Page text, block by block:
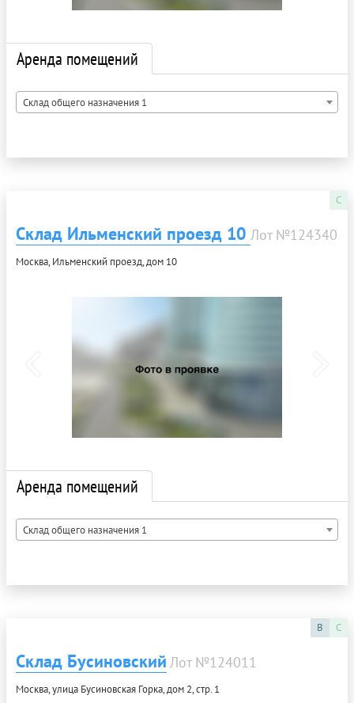
Аренда помещений
Склад общего назначения 1
C
Склад Ильменский проезд 10 Лот №124340
Москва, Ильменский проезд, дом 10
Аренда помещений
Склад общего назначения 1
B C
Склад Бусиновский Лот №124011
Москва, улица Бусиновская Горка, дом 2, стр. 1